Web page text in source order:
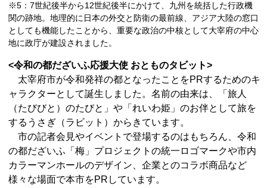
※5：7世紀後半から12世紀後半にかけて、九州を統括した行政機
関の跡地。地理的に日本の外交と防衛の最前線、アジア大陸の窓口
としても機能したことから、重要な政治の中核として大宰府の中心
地に政庁が建設されました。
<令和の都だざいふ応援大使 おとものタビット>
太宰府市が令和発祥の都となったことをPRするためのキ
ャラクターとして誕生しました。名前の由来は、「旅人
（たびびと）のたびと」や「れいわ姫」のお伴として旅を
するうさぎ（ラビット）からきています。
市の記者会見やイベントで登場するのはもちろん、令和
の都だざいふ「梅」プロジェクトの統一ロゴマークや市内
カラーマンホールのデザイン、企業とのコラボ商品など
様々な場面で本市をPRしています。